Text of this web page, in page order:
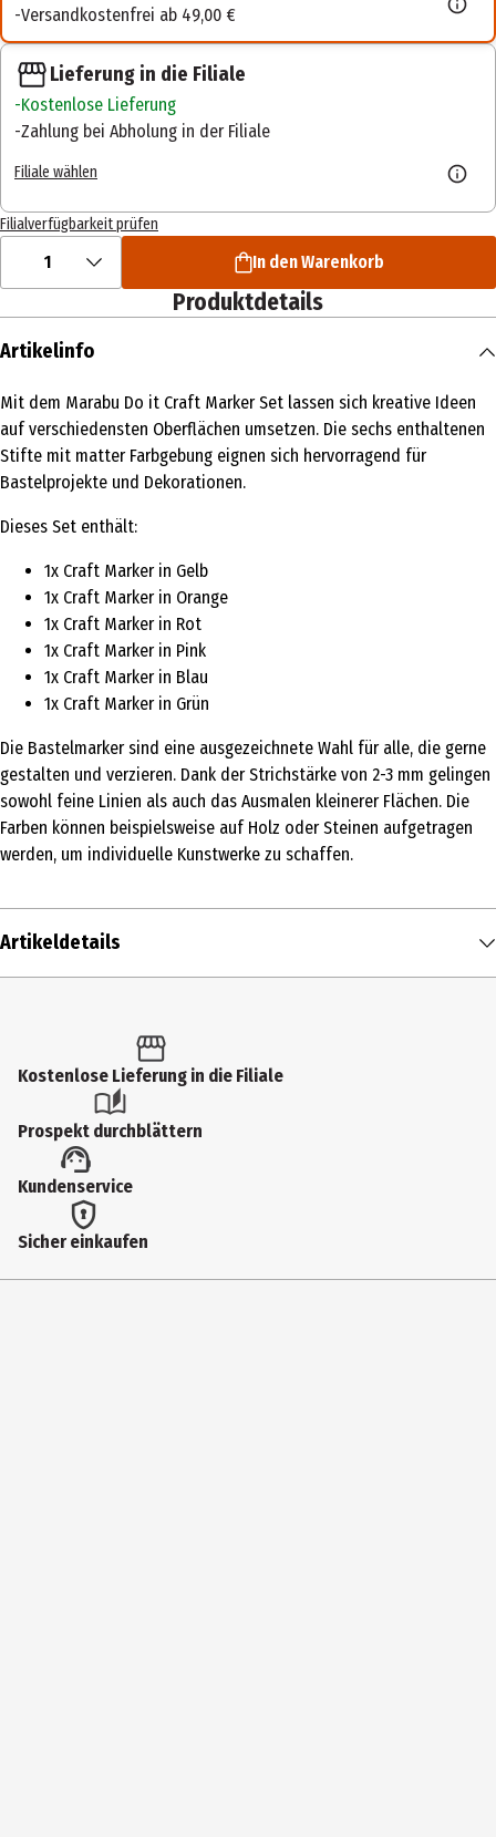
Versandkostenfrei ab 49,00 €
Lieferung in die Filiale
Kostenlose Lieferung
Zahlung bei Abholung in der Filiale
Filiale wählen
Filialverfügbarkeit prüfen
1 In den Warenkorb
Produktdetails
Artikelinfo
Mit dem Marabu Do it Craft Marker Set lassen sich kreative Ideen
auf verschiedensten Oberflächen umsetzen. Die sechs enthaltenen
Stifte mit matter Farbgebung eignen sich hervorragend für
Bastelprojekte und Dekorationen.
Dieses Set enthält:
1x Craft Marker in Gelb
1x Craft Marker in Orange
1x Craft Marker in Rot
1x Craft Marker in Pink
1x Craft Marker in Blau
1x Craft Marker in Grün
Die Bastelmarker sind eine ausgezeichnete Wahl für alle, die gerne
gestalten und verzieren. Dank der Strichstärke von 2-3 mm gelingen
sowohl feine Linien als auch das Ausmalen kleinerer Flächen. Die
Farben können beispielsweise auf Holz oder Steinen aufgetragen
werden, um individuelle Kunstwerke zu schaffen.
Artikeldetails
Produkttyp
Artikelnummer des Herstellers
0128000000201
Hersteller
Kostenlose Lieferung in die Filiale
Prospekt durchblättern
Kundenservice
Sicher einkaufen